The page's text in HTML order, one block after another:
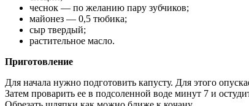
чеснок — по желанию пару зубчиков;
майонез — 0,5 тюбика;
сыр твердый;
растительное масло.
Приготовление
Для начала нужно подготовить капусту. Для этого
Затем проварить ее в подсоленной воде минут 7 и